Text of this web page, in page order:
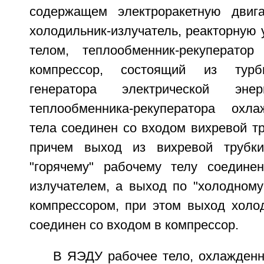
содержащем электроракетную
холодильник-излучатель, реакторную
телом, теплообменник-
компрессор, состоящий из
генератора электрической
теплообменника-рекуператора
тела соединен со входом вихревой
причем выход из вихревой
"горячему" рабочему телу
излучателем, а выход по
компрессором, при этом выход
соединен со входом в компрессор.
В ЯЭДУ рабочее тело,